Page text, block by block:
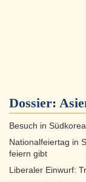
Dossier:
Besuch in
Nationalfeiertag in
feiern gibt
Liberaler Einwurf: